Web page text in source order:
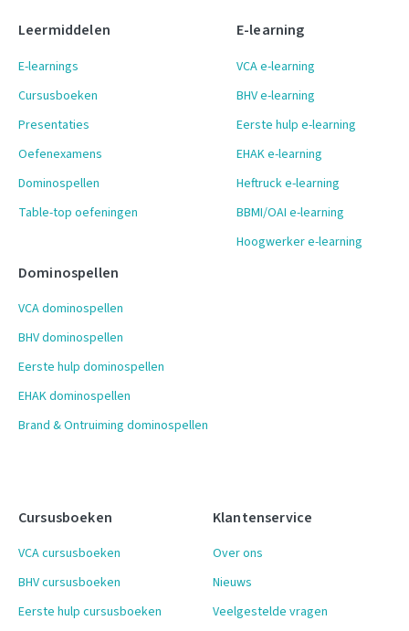
Leermiddelen
E-learnings
Cursusboeken
Presentaties
Oefenexamens
Dominospellen
Table-top oefeningen
Dominospellen
VCA dominospellen
BHV dominospellen
Eerste hulp dominospellen
EHAK dominospellen
Brand & Ontruiming dominospellen
E-learning
VCA e-learning
BHV e-learning
Eerste hulp e-learning
EHAK e-learning
Heftruck e-learning
BBMI/OAI e-learning
Hoogwerker e-learning
Cursusboeken
VCA cursusboeken
BHV cursusboeken
Eerste hulp cursusboeken
Klantenservice
Over ons
Nieuws
Veelgestelde vragen